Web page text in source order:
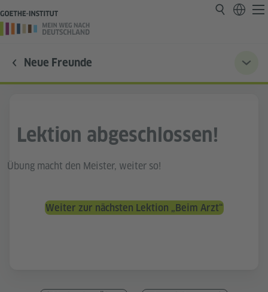
Neue Freunde
Lektion abgeschlossen!
Übung macht den Meister, weiter so!
Weiter zur nächsten Lektion „Beim Arzt“